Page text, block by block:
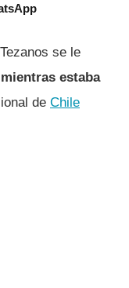
se le
mientras estaba
de Chile